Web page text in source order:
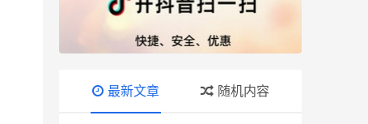
最新文章 随机内容